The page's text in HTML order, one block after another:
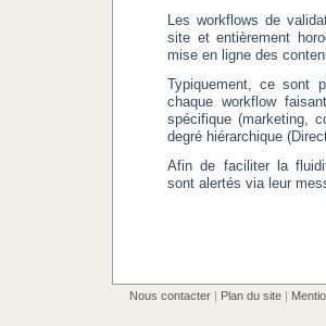
Les workflows de
site et entièrement
mise en ligne des
Typiquement, ce sont
chaque workflow
spécifique (marketing,
degré hiérarchique
Afin de faciliter la
sont alertés via leur
Nous contacter | Plan du site |